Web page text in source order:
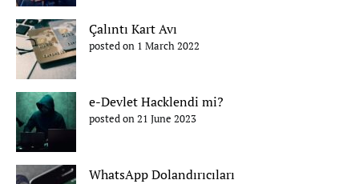
Çalıntı Kart Avı
posted on 1 March 2022
e-Devlet Hacklendi mi?
posted on 21 June 2023
WhatsApp Dolandırıcıları